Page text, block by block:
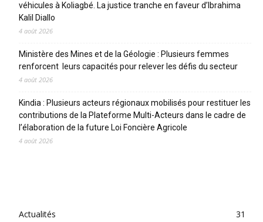
véhicules à Koliagbé. La justice tranche en faveur d’Ibrahima
Kalil Diallo
4 août 2026
Ministère des Mines et de la Géologie : Plusieurs femmes
renforcent leurs capacités pour relever les défis du secteur
4 août 2026
Kindia : Plusieurs acteurs régionaux mobilisés pour restituer les
contributions de la Plateforme Multi-Acteurs dans le cadre de
l’élaboration de la future Loi Foncière Agricole
4 août 2026
Actualités
31